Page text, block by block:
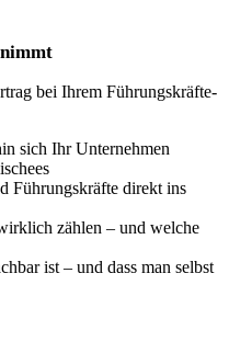
bei Ihrem Führungskräfte-
sich Ihr Unternehmen
Führungskräfte direkt ins
zählen – und welche
ist – und dass man selbst